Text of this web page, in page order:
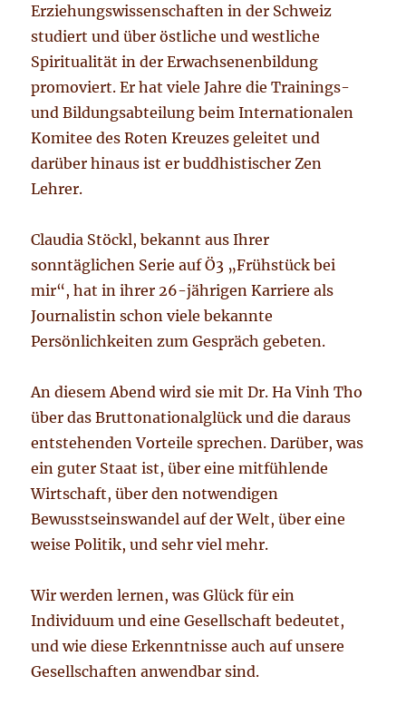
Erziehungswissenschaften in der Schweiz
studiert und über östliche und westliche
Spiritualität in der Erwachsenenbildung
promoviert. Er hat viele Jahre die Trainings-
und Bildungsabteilung beim Internationalen
Komitee des Roten Kreuzes geleitet und
darüber hinaus ist er buddhistischer Zen
Lehrer.
Claudia Stöckl, bekannt aus Ihrer
sonntäglichen Serie auf Ö3 „Frühstück bei
mir“, hat in ihrer 26-jährigen Karriere als
Journalistin schon viele bekannte
Persönlichkeiten zum Gespräch gebeten.
An diesem Abend wird sie mit Dr. Ha Vinh Tho
über das Bruttonationalglück und die daraus
entstehenden Vorteile sprechen. Darüber, was
ein guter Staat ist, über eine mitfühlende
Wirtschaft, über den notwendigen
Bewusstseinswandel auf der Welt, über eine
weise Politik, und sehr viel mehr.
Wir werden lernen, was Glück für ein
Individuum und eine Gesellschaft bedeutet,
und wie diese Erkenntnisse auch auf unsere
Gesellschaften anwendbar sind.